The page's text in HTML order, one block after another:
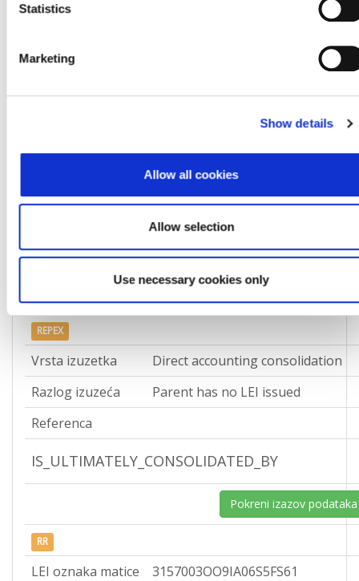
Statistics
Marketing
Show details
Allow all cookies
Allow selection
Use necessary cookies only
Grad
Država
Croatia
Zapisi o povezanosti
IS_DIRECTLY_CONSOLIDATED_BY
REPEX
Vrsta izuzetka
Direct accounting consolidation
Razlog izuzeća
Parent has no LEI issued
Referenca
IS_ULTIMATELY_CONSOLIDATED_BY
Pokreni izazov podataka
RR
LEI oznaka matice
3157003OO9IA06S5FS61